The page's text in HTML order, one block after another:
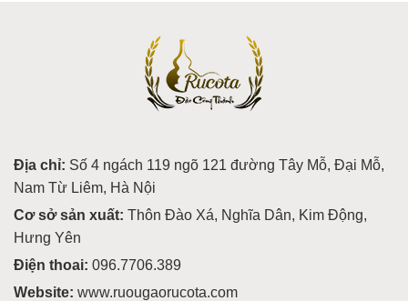
Địa chỉ: Số 4 ngách 119 ngõ 121 đường Tây Mỗ, Đại Mỗ,
Nam Từ Liêm, Hà Nội
Cơ sở sản xuất: Thôn Đào Xá, Nghĩa Dân, Kim Động,
Hưng Yên
Điện thoai: 096.7706.389
Website: www.ruougaorucota.com